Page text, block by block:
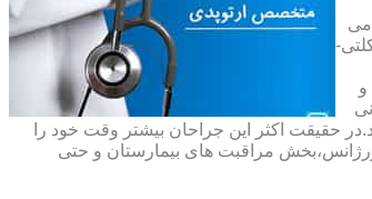
می
و
حقیقت اکثر این جراحان بیشتر وقت خود را
مراقبت های بیمارستان و حتی